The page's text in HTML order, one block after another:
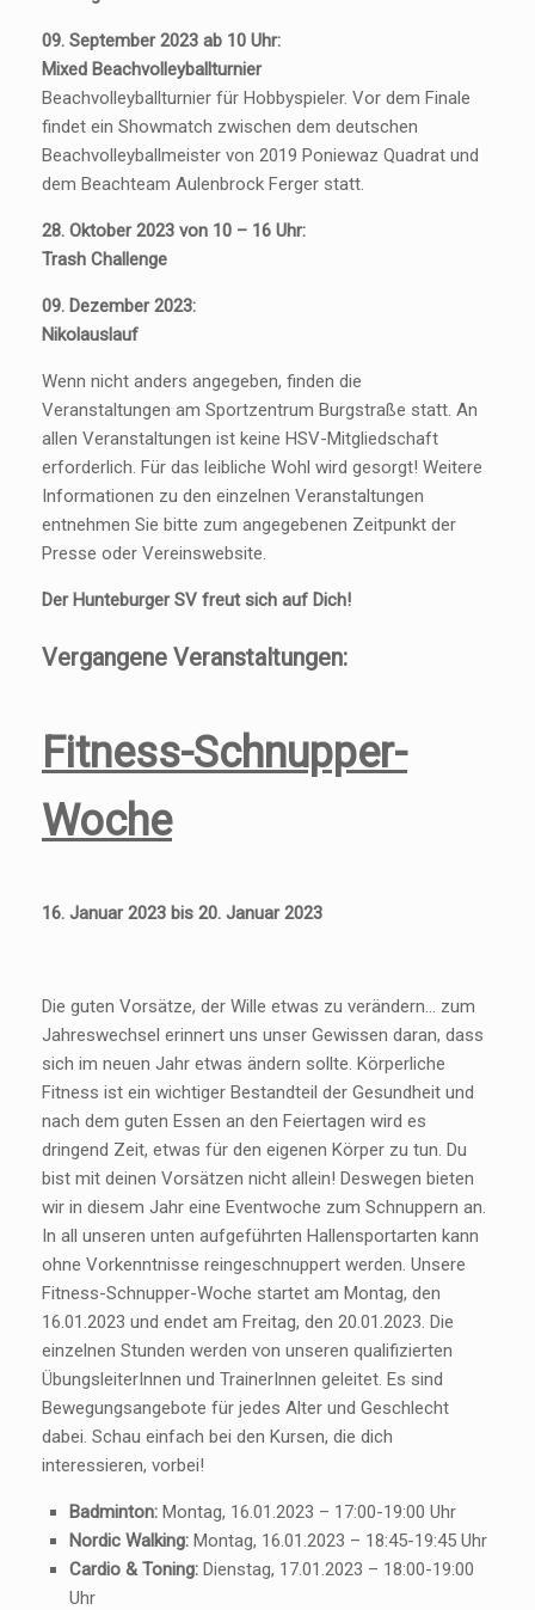
09. September 2023 ab 10 Uhr:
Mixed Beachvolleyballturnier
Beachvolleyballturnier für Hobbyspieler. Vor dem Finale
findet ein Showmatch zwischen dem deutschen
Beachvolleyballmeister von 2019 Poniewaz Quadrat und
dem Beachteam Aulenbrock Ferger statt.
28. Oktober 2023 von 10 – 16 Uhr:
Trash Challenge
09. Dezember 2023:
Nikolauslauf
Wenn nicht anders angegeben, finden die
Veranstaltungen am Sportzentrum Burgstraße statt. An
allen Veranstaltungen ist keine HSV-Mitgliedschaft
erforderlich. Für das leibliche Wohl wird gesorgt! Weitere
Informationen zu den einzelnen Veranstaltungen
entnehmen Sie bitte zum angegebenen Zeitpunkt der
Presse oder Vereinswebsite.
Der Hunteburger SV freut sich auf Dich!
Vergangene Veranstaltungen:
Fitness-Schnupper-
Woche
16. Januar 2023 bis 20. Januar 2023
Die guten Vorsätze, der Wille etwas zu verändern… zum
Jahreswechsel erinnert uns unser Gewissen daran, dass
sich im neuen Jahr etwas ändern sollte. Körperliche
Fitness ist ein wichtiger Bestandteil der Gesundheit und
nach dem guten Essen an den Feiertagen wird es
dringend Zeit, etwas für den eigenen Körper zu tun. Du
bist mit deinen Vorsätzen nicht allein! Deswegen bieten
wir in diesem Jahr eine Eventwoche zum Schnuppern an.
In all unseren unten aufgeführten Hallensportarten kann
ohne Vorkenntnisse reingeschnuppert werden. Unsere
Fitness-Schnupper-Woche startet am Montag, den
16.01.2023 und endet am Freitag, den 20.01.2023. Die
einzelnen Stunden werden von unseren qualifizierten
ÜbungsleiterInnen und TrainerInnen geleitet. Es sind
Bewegungsangebote für jedes Alter und Geschlecht
dabei. Schau einfach bei den Kursen, die dich
interessieren, vorbei!
Badminton: Montag, 16.01.2023 – 17:00-19:00 Uhr
Nordic Walking:Montag, 16.01.2023 – 18:45-19:45 Uhr
Cardio & Toning:Dienstag, 17.01.2023 – 18:00-19:00
Uhr